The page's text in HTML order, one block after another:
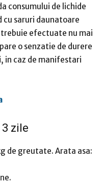
consumului de lichide
cu saruri daunatoare
efectuate nu mai
o senzatie de durere
in caz de manifestari
zile
de greutate. Arata asa: